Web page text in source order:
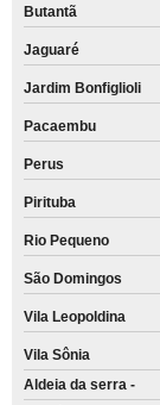
Butantã
Jaguaré
Jardim Bonfiglioli
Pacaembu
Perus
Pirituba
Rio Pequeno
São Domingos
Vila Leopoldina
Vila Sônia
Aldeia da serra -